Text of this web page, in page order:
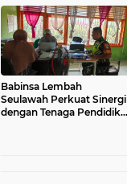
Babinsa Lembah
Seulawah Perkuat Sinergi
dengan Tenaga Pendidik,